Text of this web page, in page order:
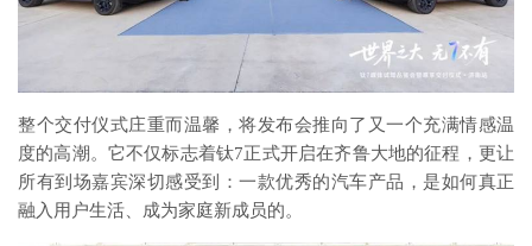
整个交付仪式庄重而温馨，将发布会推向了又一个充满情感温
度的高潮。它不仅标志着钛7正式开启在齐鲁大地的征程，更让
所有到场嘉宾深切感受到：一款优秀的汽车产品，是如何真正
融入用户生活、成为家庭新成员的。